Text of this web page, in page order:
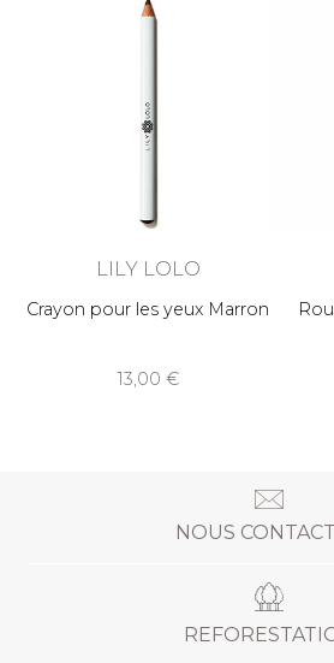
LILY LOLO
Crayon pour les yeux Marron
13,00
NOUS